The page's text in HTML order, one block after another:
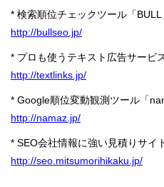
* 検索順位チェックツール「BULL
http://bullseo.jp/
* プロも使うテキスト広告サービ
http://textlinks.jp/
* Google順位変動観測ツール「
http://namaz.jp/
* SEO会社情報に強い見積りサイ
http://seo.mitsumorihikaku.jp/